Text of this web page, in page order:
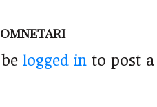
logged in to post